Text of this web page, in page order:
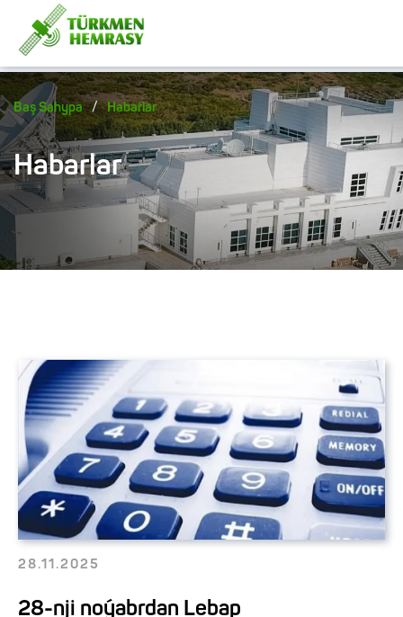
Baş Sahypa / Habarlar
Habarlar
28.11.2025
28-nji noýabrdan Lebap